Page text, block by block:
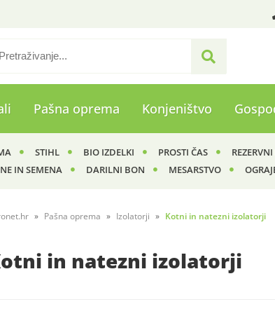
Pašna oprema Konjeništvo
STIHL BIO IZDELKI PROSTI ČAS
IN SEMENA
DARILNI BON MESARSTVO
Pašna oprema Izolatorji Kotni in natezni izolatorji
in natezni izolatorji